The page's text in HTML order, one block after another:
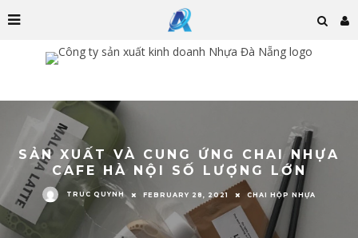
SẢN XUẤT VÀ CUNG ỨNG CHAI NHỰA
CAFE HÀ NỘI SỐ LƯỢNG LỚN
TRUC QUYNH FEBRUARY 28, 2021 CHAI HỘP NHỰA